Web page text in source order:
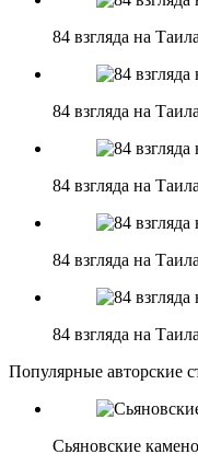
84 взгляда на
84 взгляда на
84 взгляда на
84 взгляда на
84 взгляда на
Популярные авторские
Сьяновские